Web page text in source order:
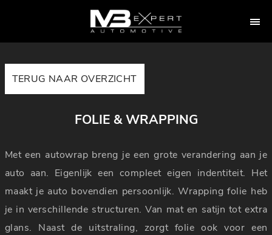
TERUG NAAR OVERZICHT
FOLIE & WRAPPING
Met een autowrap breng je een grote verandering aan je
auto aan. Eigenlijk een compleet eigen indentiteit. Het
maakt je auto bovendien persoonlijk. Wrapping folie heb
je in verschillende structuren. Van mat en satijn tot extra
glans. Naast de uitstraling, zorgt folie ook voor een